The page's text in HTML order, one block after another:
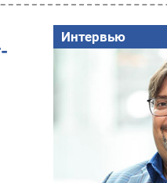
Интервью